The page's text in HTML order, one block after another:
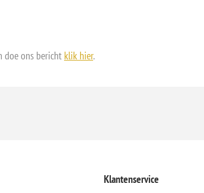
doe ons bericht klik hier.
Klantenservice